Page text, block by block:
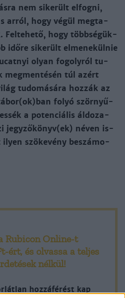
nem si­ke­rült el­fog­ni,
ar­ról, hogy vé­gül meg­ta­
Fel­te­he­tő, hogy több­sé­gük­
idő­re si­ke­rült el­me­ne­kül­nie
olyan fo­goly­ról tu­
meg­men­té­sén túl azért
tu­do­má­sá­ra hoz­zák az
fo­lyó ször­nyű­
a po­ten­ciá­lis ál­do­za­
jegy­ző­könyv(ek) né­ven is­
szö­ke­vény be­szá­mo­
Rubicon Online-t
ért, és olvassa a teljes
nélkül!
hozzáférést kap